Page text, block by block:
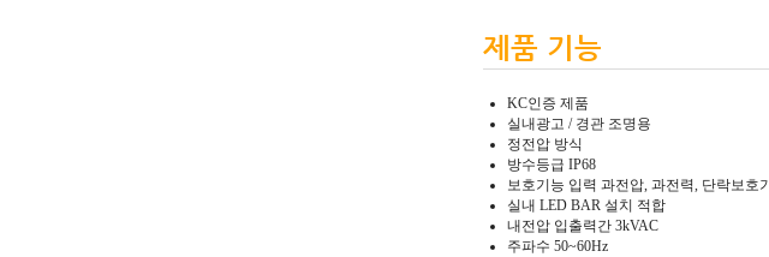
제품 기능
KC인증 제품
실내광고 / 경관 조명용
정전압 방식
방수등급 IP68
보호기능 입력 과전압, 과전력, 단락보호기
실내 LED BAR 설치 적합
내전압 입출력간 3kVAC
주파수 50~60Hz